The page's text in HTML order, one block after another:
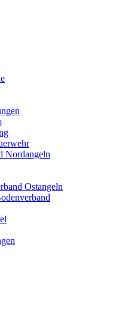
Nordangeln
Ostangeln